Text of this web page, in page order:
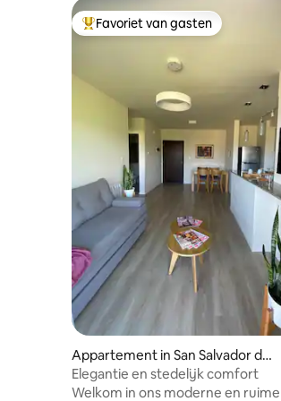
Topfavoriet van gasten
Favoriet van gasten
Appartement in San Salvador de
Jujuy
Elegantie en stedelijk comfort
Welkom in ons moderne en ruime